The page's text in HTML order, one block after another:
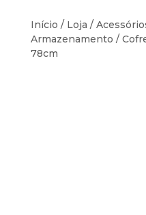
Início / Loja /
Armazenamento /
78cm